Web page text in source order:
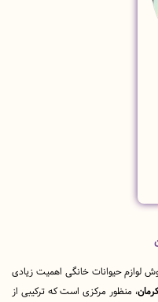
خانگی اهمیت زیادی
مرکزی است که ترکیبی از